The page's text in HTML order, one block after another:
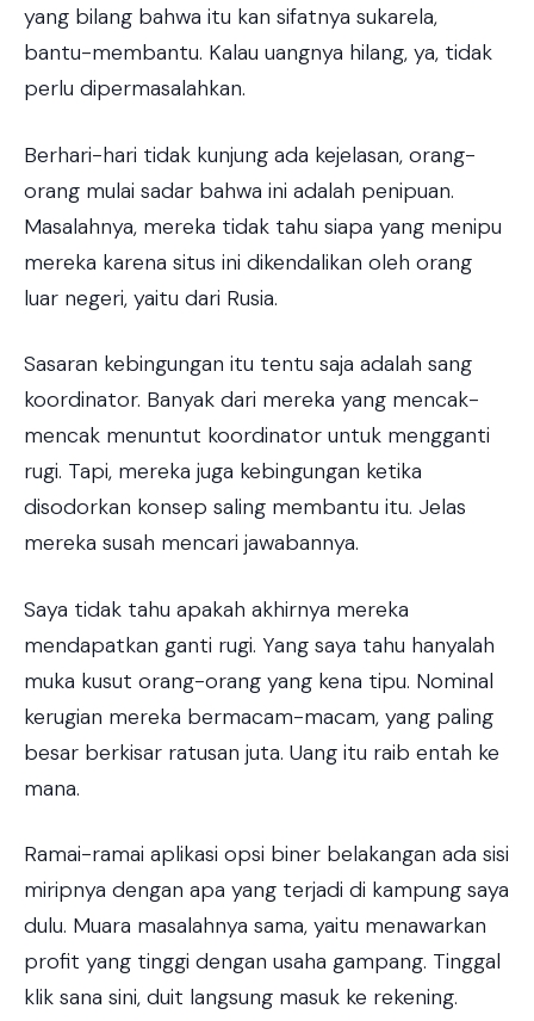
yang bilang bahwa itu kan sifatnya sukarela,
bantu-membantu. Kalau uangnya hilang, ya, tidak
perlu dipermasalahkan.
Berhari-hari tidak kunjung ada kejelasan, orang-
orang mulai sadar bahwa ini adalah penipuan.
Masalahnya, mereka tidak tahu siapa yang menipu
mereka karena situs ini dikendalikan oleh orang
luar negeri, yaitu dari Rusia.
Sasaran kebingungan itu tentu saja adalah sang
koordinator. Banyak dari mereka yang mencak-
mencak menuntut koordinator untuk mengganti
rugi. Tapi, mereka juga kebingungan ketika
disodorkan konsep saling membantu itu. Jelas
mereka susah mencari jawabannya.
Saya tidak tahu apakah akhirnya mereka
mendapatkan ganti rugi. Yang saya tahu hanyalah
muka kusut orang-orang yang kena tipu. Nominal
kerugian mereka bermacam-macam, yang paling
besar berkisar ratusan juta. Uang itu raib entah ke
mana.
Ramai-ramai aplikasi opsi biner belakangan ada sisi
miripnya dengan apa yang terjadi di kampung saya
dulu. Muara masalahnya sama, yaitu menawarkan
profit yang tinggi dengan usaha gampang. Tinggal
klik sana sini, duit langsung masuk ke rekening.